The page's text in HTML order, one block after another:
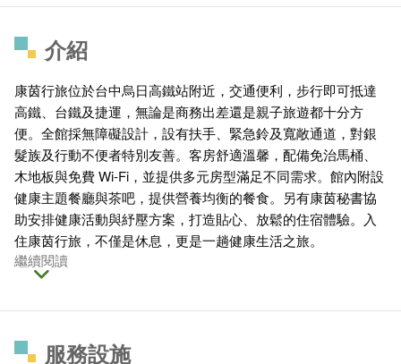
介紹
康茵行旅位於台中烏日高鐵站附近，交通便利，步行即可抵達
高鐵、台鐵及捷運，無論是商務出差還是親子旅遊都十分方
便。全館採無障礙設計，設有扶手、緊急鈴及寬敞通道，對銀
髮族及行動不便者特別友善。客房舒適溫馨，配備免治馬桶、
木地板與免費 Wi-Fi，並提供多元房型滿足不同需求。館內附設
健康主題餐廳與茶吧，提供營養均衡的餐食。另有康茵秘書協
助安排健康活動與紓壓方案，打造貼心、放鬆的住宿體驗。入
住康茵行旅，不僅是休息，更是一趟健康生活之旅。
繼續閱讀
服務設施